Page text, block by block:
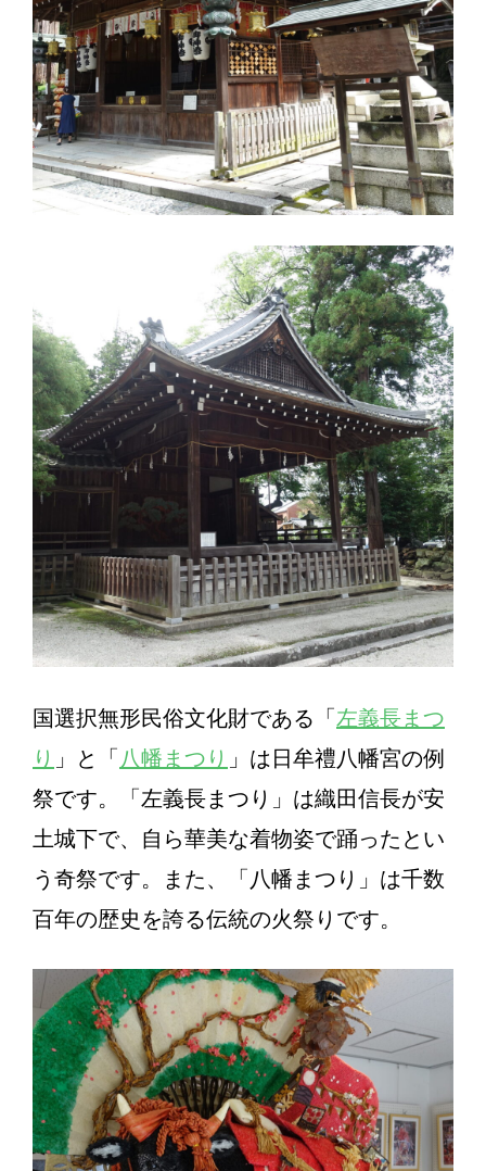
国選択無形民俗文化財である「 左義長まつ
り 」と「 八幡まつり 」は日牟禮八幡宮の例
祭です。「左義長まつり」は織田信長が安
土城下で、自ら華美な着物姿で踊ったとい
う奇祭です。また、「八幡まつり」は千数
百年の歴史を誇る伝統の火祭りです。